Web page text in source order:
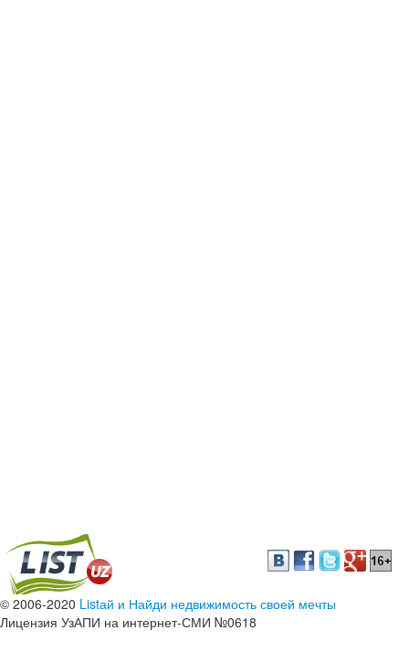
© 2006-2020 Listай и Найди недвижимость своей мечты
Лицензия УзАПИ на интернет-СМИ №0618